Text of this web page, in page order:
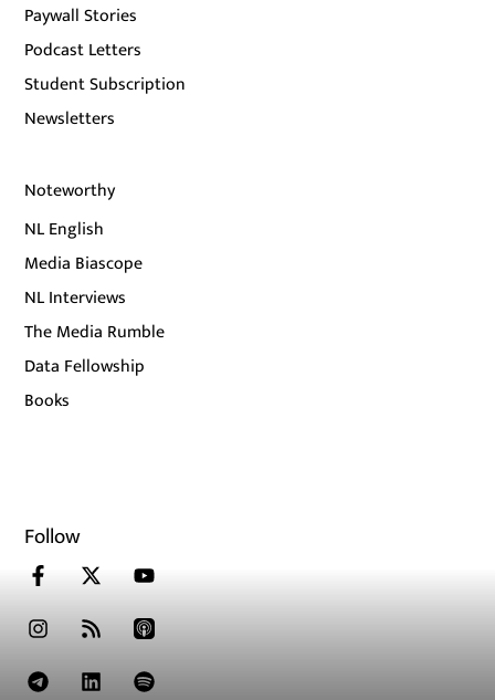
Paywall Stories
Podcast Letters
Student Subscription
Newsletters
Noteworthy
NL English
Media Biascope
NL Interviews
The Media Rumble
Data Fellowship
Books
Follow